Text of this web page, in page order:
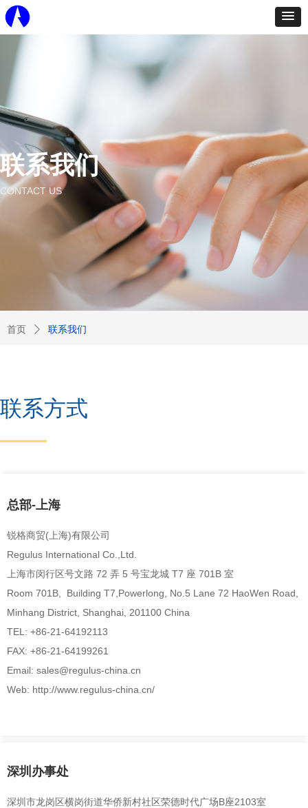
联系我们
CONTACT US
总部-上海
锐格商贸(上海)有限公司
Regulus International Co.,Ltd.
上海市闵行区号文路 72 弄 5 号宝龙城 T7 座 701B 室
Room 701B, Building T7,Powerlong , No.5 Lane 72 HaoWen Road,
Minhang District, Shanghai, 201100 China
TEL: +86-21-64192113
FAX: +86-21-64199261
Email: sales@regulus-china.cn
Web: http://www.regulus-china.cn/
深圳办事处
深圳市龙岗区横岗街道华侨新村社区荣德时代广场B座2103室
联系方式
首页 ꄲ 联系我们